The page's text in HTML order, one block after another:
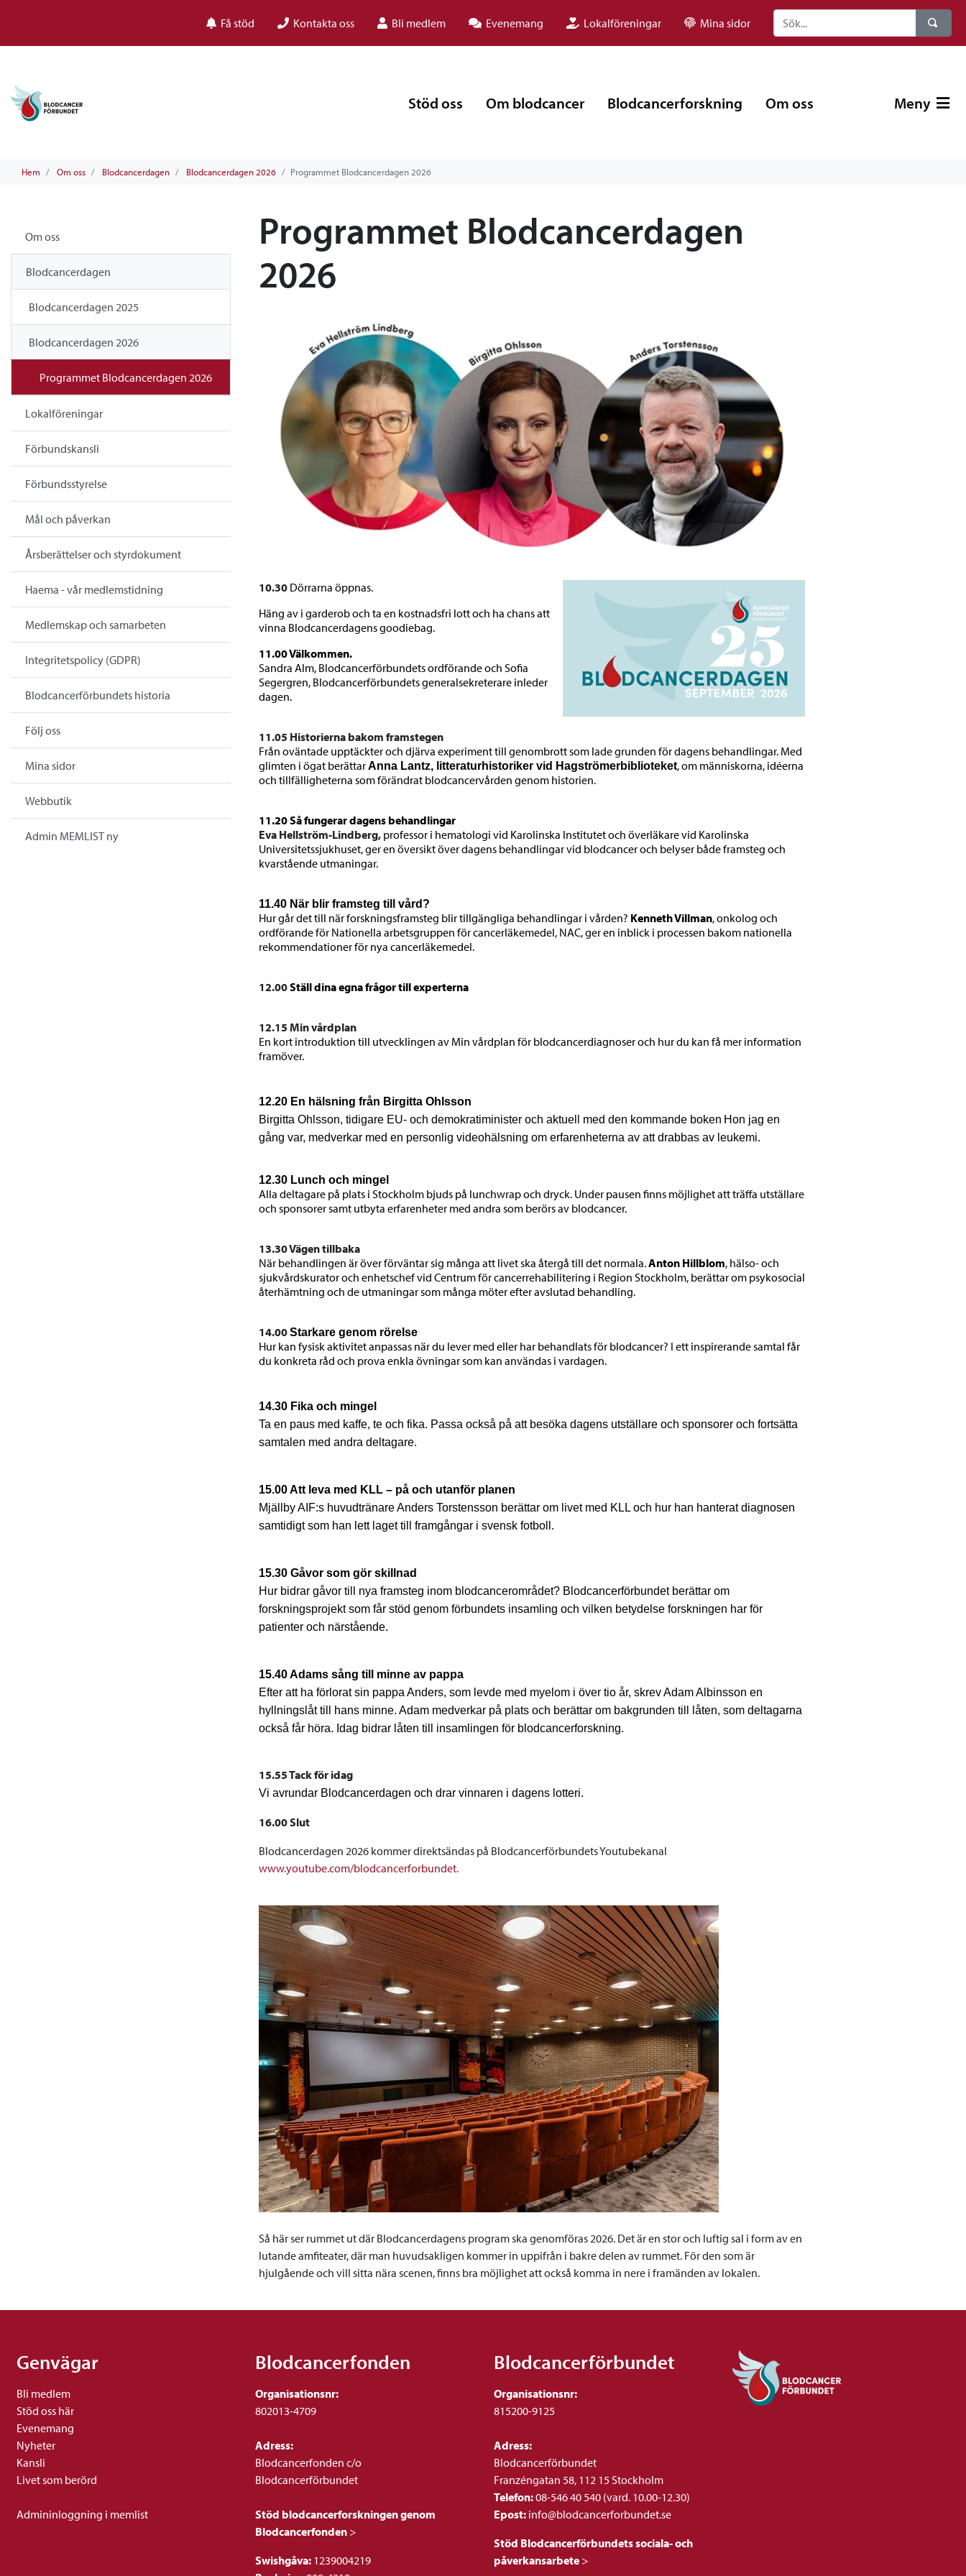
Få stöd Kontakta oss Bli medlem Evenemang Lokalföreningar Mina sidor
Stöd oss Om blodcancer Blodcancerforskning Om oss Meny
Hem Om oss Blodcancerdagen Blodcancerdagen 2026 Programmet Blodcancerdagen 2026
Om oss
Blodcancerdagen
Blodcancerdagen 2025
Blodcancerdagen 2026
Programmet Blodcancerdagen 2026
Lokalföreningar
Förbundskansli
Förbundsstyrelse
Mål och påverkan
Årsberättelser och styrdokument
Haema - vår medlemstidning
Medlemskap och samarbeten
Integritetspolicy (GDPR)
Blodcancerförbundets historia
Följ oss
Mina sidor
Webbutik
Admin MEMLIST ny
Programmet Blodcancerdagen
2026
10.30 Dörrarna öppnas.
Häng av i garderob och ta en kostnadsfri lott och ha chans att
vinna Blodcancerdagens goodiebag.
11.00 Välkommen.
Sandra Alm, Blodcancerförbundets ordförande och Sofia
Segergren, Blodcancerförbundets generalsekreterare inleder
dagen.
11.05 Historierna bakom framstegen
Från oväntade upptäckter och djärva experiment till genombrott som lade grunden för dagens behandlingar. Med
glimten i ögat berättarAnna Lantz, litteraturhistoriker vid Hagströmerbiblioteket, om människorna, idéerna
och tillfälligheterna som förändrat blodcancervården genom historien.
11.20 Så fungerar dagens behandlingar
Eva Hellström-Lindberg, professor i hematologi vid Karolinska Institutet och överläkare vid Karolinska
Universitetssjukhuset, ger en översikt över dagens behandlingar vid blodcancer och belyser både framsteg och
kvarstående utmaningar.
11.40 När blir framsteg till vård?
Hur går det till när forskningsframsteg blir tillgängliga behandlingar i vården? Kenneth Villman, onkolog och
ordförande för Nationella arbetsgruppen för cancerläkemedel, NAC, ger en inblick i processen bakom nationella
rekommendationer för nya cancerläkemedel.
12.00Ställ dina egna frågor till experterna
12.15 Min vårdplan
En kort introduktion till utvecklingen av Min vårdplan för blodcancerdiagnoser och hur du kan få mer information
framöver.
12.20 En hälsning från Birgitta Ohlsson
Birgitta Ohlsson, tidigare EU- och demokratiminister och aktuell med den kommande boken Hon jag en
gång var, medverkar med en personlig videohälsning om erfarenheterna av att drabbas av leukemi.
12.30 Lunch och mingel
Alla deltagare på plats i Stockholm bjuds på lunchwrap och dryck. Under pausen finns möjlighet att träffa utställare
och sponsorer samt utbyta erfarenheter med andra som berörs av blodcancer.
13.30 Vägen tillbaka
När behandlingen är över förväntar sig många att livet ska återgå till det normala.Anton Hillblom, hälso- och
sjukvårdskurator och enhetschef vid Centrum för cancerrehabilitering i Region Stockholm, berättar om psykosocial
återhämtning och de utmaningar som många möter efter avslutad behandling.
14.00Starkare genom rörelse
Hur kan fysisk aktivitet anpassas när du lever med eller har behandlats för blodcancer? I ett inspirerande samtal får
du konkreta råd och prova enkla övningar som kan användas i vardagen.
14.30 Fika och mingel
Ta en paus med kaffe, te och fika. Passa också på att besöka dagens utställare och sponsorer och fortsätta
samtalen med andra deltagare.
15.00 Att leva med KLL – på och utanför planen
Mjällby AIF:s huvudtränare Anders Torstensson berättar om livet med KLL och hur han hanterat diagnosen
samtidigt som han lett laget till framgångar i svensk fotboll.
15.30 Gåvor som gör skillnad
Hur bidrar gåvor till nya framsteg inom blodcancerområdet? Blodcancerförbundet berättar om
forskningsprojekt som får stöd genom förbundets insamling och vilken betydelse forskningen har för
patienter och närstående.
15.40 Adams sång till minne av pappa
Efter att ha förlorat sin pappa Anders, som levde med myelom i över tio år, skrev Adam Albinsson en
hyllningslåt till hans minne. Adam medverkar på plats och berättar om bakgrunden till låten, som deltagarna
också får höra. Idag bidrar låten till insamlingen för blodcancerforskning.
15.55 Tack för idag
Vi avrundar Blodcancerdagen och drar vinnaren i dagens lotteri.
16.00 Slut
Blodcancerdagen 2026 kommer direktsändas på Blodcancerförbundets Youtubekanal
www.youtube.com/blodcancerforbundet.
Så här ser rummet ut där Blodcancerdagens program ska genomföras 2026. Det är en stor och luftig sal i form av en
lutande amfiteater, där man huvudsakligen kommer in uppifrån i bakre delen av rummet. För den som är
hjulgående och vill sitta nära scenen, finns bra möjlighet att också komma in nere i framänden av lokalen.
Genvägar
Bli medlem
Stöd oss här
Evenemang
Nyheter
Kansli
Livet som berörd
Admininloggning i memlist
Blodcancerfonden
Organisationsnr:
802013-4709
Adress:
Blodcancerfonden c/o
Blodcancerförbundet
Stöd blodcancerforskningen genom
Blodcancerfonden >
Swishgåva: 1239004219
Blodcancerförbundet
Organisationsnr:
815200-9125
Adress:
Blodcancerförbundet
Franzéngatan 58, 112 15 Stockholm
Telefon:08-546 40 540 (vard. 10.00-12.30)
Epost: info@blodcancerforbundet.se
Stöd Blodcancerförbundets sociala- och
påverkansarbete >